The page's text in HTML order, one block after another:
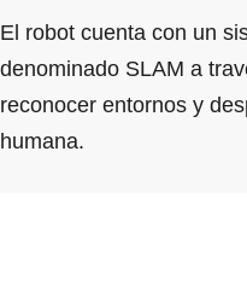
El robot cuenta con un
denominado SLAM a
reconocer entornos y
humana.